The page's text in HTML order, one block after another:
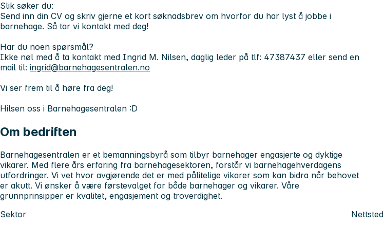
Slik søker du:
Send inn din CV og skriv gjerne et kort søknadsbrev om hvorfor du har lyst å jobbe i
barnehage. Så tar vi kontakt med deg!
Har du noen spørsmål?
Ikke nøl med å ta kontakt med Ingrid M. Nilsen, daglig leder på tlf: 47387437 eller send en
mail til: ingrid@barnehagesentralen.no
Vi ser frem til å høre fra deg!
Hilsen oss i Barnehagesentralen :D
Om bedriften
Barnehagesentralen er et bemanningsbyrå som tilbyr barnehager engasjerte og dyktige
vikarer. Med flere års erfaring fra barnehagesektoren, forstår vi barnehagehverdagens
utfordringer. Vi vet hvor avgjørende det er med pålitelige vikarer som kan bidra når behovet
er akutt. Vi ønsker å være førstevalget for både barnehager og vikarer. Våre
grunnprinsipper er kvalitet, engasjement og troverdighet.
Sektor
Nettsted